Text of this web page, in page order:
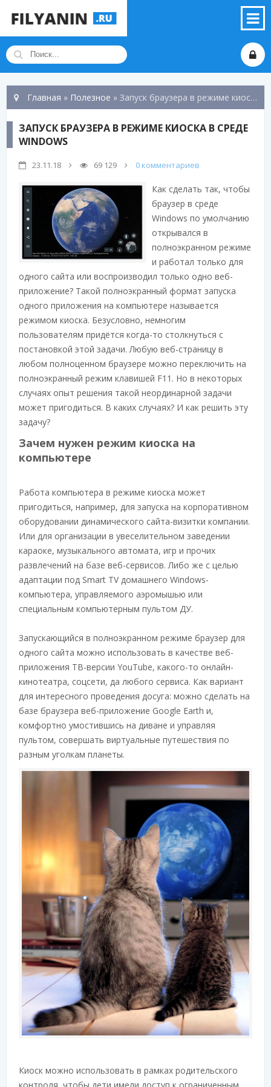
Главная » Полезное » Запуск браузера в режиме киоска в среде Windows
ЗАПУСК БРАУЗЕРА В РЕЖИМЕ КИОСКА В СРЕДЕ
WINDOWS
23.11.18 69 129 0 комментариев
Как сделать так, чтобы
браузер в среде
Windows по умолчанию
открывался в
полноэкранном режиме
и работал только для
одного сайта или воспроизводил только одно веб-
приложение? Такой полноэкранный формат запуска
одного приложения на компьютере называется
режимом киоска. Безусловно, немногим
пользователям придётся когда-то столкнуться с
постановкой этой задачи. Любую веб-страницу в
любом полноценном браузере можно переключить на
полноэкранный режим клавишей F11. Но в некоторых
случаях опыт решения такой неординарной задачи
может пригодиться. В каких случаях? И как решить эту
задачу?
Зачем нужен режим киоска на
компьютере
Работа компьютера в режиме киоска может
пригодиться, например, для запуска на корпоративном
оборудовании динамического сайта-визитки компании.
Или для организации в увеселительном заведении
караоке, музыкального автомата, игр и прочих
развлечений на базе веб-сервисов. Либо же с целью
адаптации под Smart TV домашнего Windows-
компьютера, управляемого аэромышью или
специальным компьютерным пультом ДУ.
Запускающийся в полноэкранном режиме браузер для
одного сайта можно использовать в качестве веб-
приложения ТВ-версии YouTube, какого-то онлайн-
кинотеатра, соцсети, да любого сервиса. Как вариант
для интересного проведения досуга: можно сделать на
базе браузера веб-приложение Google Earth и,
комфортно умостившись на диване и управляя
пультом, совершать виртуальные путешествия по
разным уголкам планеты.
Киоск можно использовать в рамках родительского
контроля, чтобы дети имели доступ к ограниченным